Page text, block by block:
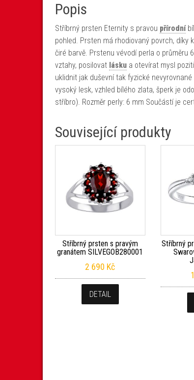
Popis
Stříbrný prsten Eternity s pravou přírodní
pohled. Prsten má rhodiovaný povrch, díky
čiré barvě. Prstenu vévodí perla o průměru
vztahy, posilovat lásku a otevírat mysl
uklidnit jak duševní tak fyzické
vysoký lesk, vzhled bílého zlata, šperk je
stříbro). Rozměr perly: 6 mm Součástí je
Související produkty
Stříbrný prsten s pravým
granátem SILVEGOB280001
2 690 Kč
DETAIL
Stříbrný